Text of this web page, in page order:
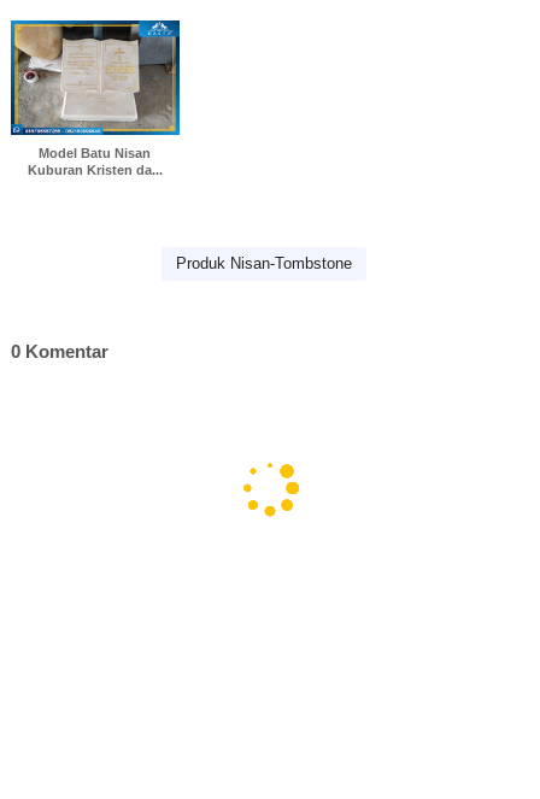
Model Batu Nisan
Kuburan Kristen da...
Produk Nisan-Tombstone
0 Komentar